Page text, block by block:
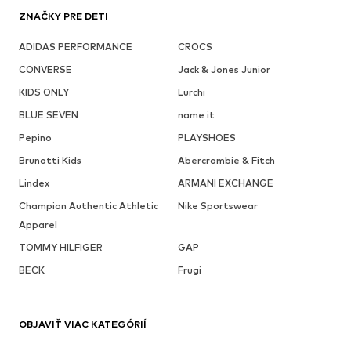
ZNAČKY PRE DETI
ADIDAS PERFORMANCE
CROCS
CONVERSE
Jack & Jones Junior
KIDS ONLY
Lurchi
BLUE SEVEN
name it
Pepino
PLAYSHOES
Brunotti Kids
Abercrombie & Fitch
Lindex
ARMANI EXCHANGE
Champion Authentic Athletic
Apparel
Nike Sportswear
TOMMY HILFIGER
GAP
BECK
Frugi
OBJAVIŤ VIAC KATEGÓRIÍ